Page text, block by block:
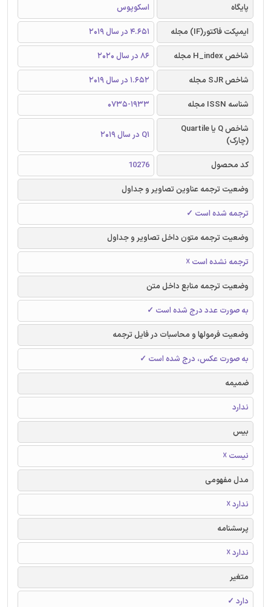
پایگاه
اسکوپوس
ایمپکت فاکتور(IF) مجله
4.651 در سال 2019
شاخص H_index مجله
86 در سال 2020
شاخص SJR مجله
1.652 در سال 2019
شناسه ISSN مجله
0735-1933
شاخص Q یا Quartile
(چارک)
Q1 در سال 2019
کد محصول
10276
وضعیت ترجمه عناوین تصاویر و جداول
ترجمه شده است ✓
وضعیت ترجمه متون داخل تصاویر و جداول
ترجمه نشده است ☓
وضعیت ترجمه منابع داخل متن
به صورت عدد درج شده است ✓
وضعیت فرمولها و محاسبات در فایل ترجمه
به صورت عکس، درج شده است ✓
ضمیمه
ندارد
بیس
نیست ☓
مدل مفهومی
ندارد ☓
پرسشنامه
ندارد ☓
متغیر
دارد ✓